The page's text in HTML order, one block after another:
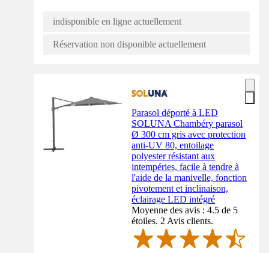
indisponible en ligne actuellement
Réservation non disponible actuellement
Parasol déporté à LED
SOLUNA Chambéry parasol
Ø 300 cm gris avec protection
anti-UV 80, entoilage
polyester résistant aux
intempéries, facile à tendre à
l'aide de la manivelle, fonction
pivotement et inclinaison,
éclairage LED intégré
Moyenne des avis : 4.5 de 5
étoiles. 2 Avis clients.